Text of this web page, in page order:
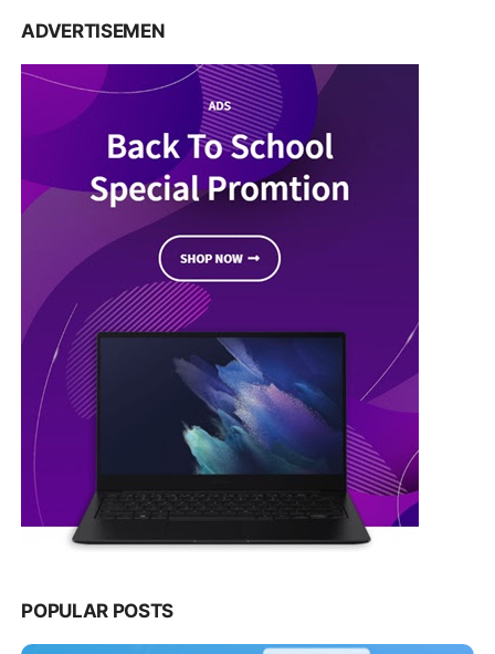
ADVERTISEMEN
POPULAR POSTS